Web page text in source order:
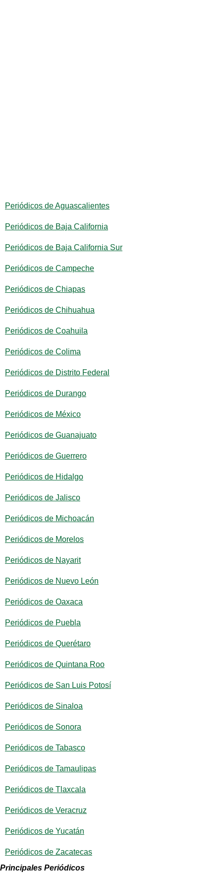
Periódicos de Aguascalientes
Periódicos de Baja California
Periódicos de Baja California Sur
Periódicos de Campeche
Periódicos de Chiapas
Periódicos de Chihuahua
Periódicos de Coahuila
Periódicos de Colima
Periódicos de Distrito Federal
Periódicos de Durango
Periódicos de México
Periódicos de Guanajuato
Periódicos de Guerrero
Periódicos de Hidalgo
Periódicos de Jalisco
Periódicos de Michoacán
Periódicos de Morelos
Periódicos de Nayarit
Periódicos de Nuevo León
Periódicos de Oaxaca
Periódicos de Puebla
Periódicos de Querétaro
Periódicos de Quintana Roo
Periódicos de San Luis Potosí
Periódicos de Sinaloa
Periódicos de Sonora
Periódicos de Tabasco
Periódicos de Tamaulipas
Periódicos de Tlaxcala
Periódicos de Veracruz
Periódicos de Yucatán
Periódicos de Zacatecas
Principales Periódicos